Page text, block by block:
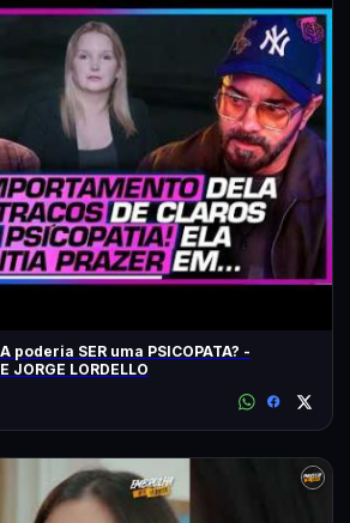
poderia SER uma PSICOPATA? -
JORGE LORDELLO